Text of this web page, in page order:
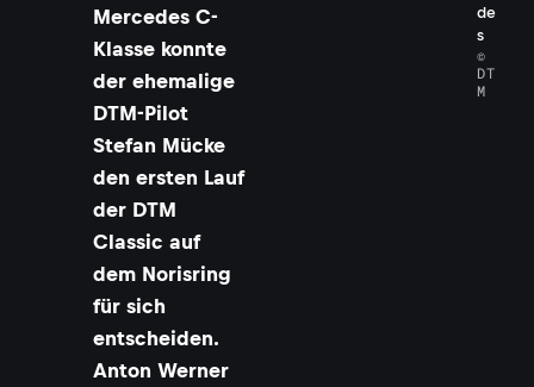
Mercedes C-
Klasse konnte
der ehemalige
DTM-Pilot
Stefan Mücke
den ersten Lauf
der DTM
Classic auf
dem Norisring
für sich
entscheiden.
Anton Werner
de
s
©
DT
M